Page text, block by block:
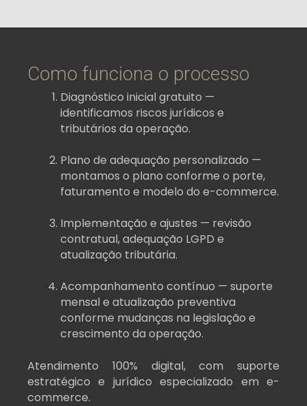
Como funciona o processo
Diagnóstico inicial gratuito —
identificamos riscos jurídicos e
tributários da operação.
Plano de adequação personalizado —
montamos o plano conforme o porte,
faturamento e modelo do e-commerce.
Implementação e ajustes — revisão
contratual, adequação LGPD e
atualização tributária.
Acompanhamento contínuo — suporte
mensal e atualização preventiva
conforme mudanças na legislação e
crescimento da operação.
Atendimento 100% digital, com suporte
estratégico e jurídico especializado em e-
commerce.